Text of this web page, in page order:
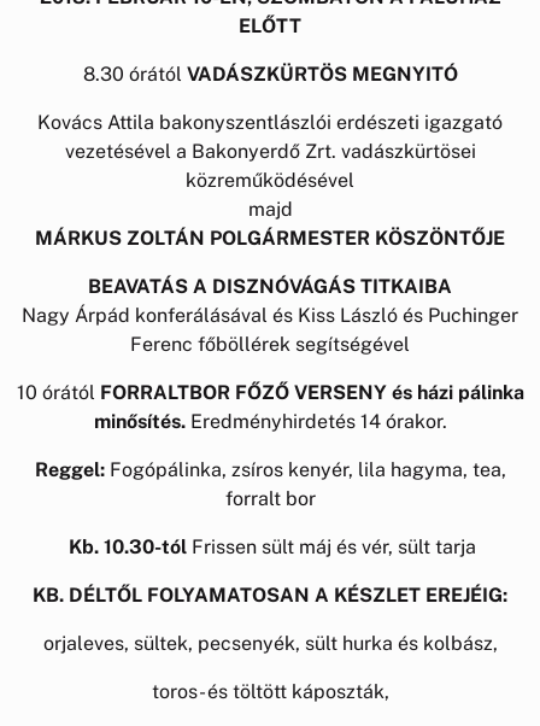
ELŐTT
8.30 órától VADÁSZKÜRTÖS MEGNYITÓ
Kovács Attila bakonyszentlászlói erdészeti igazgató
vezetésével a Bakonyerdő Zrt. vadászkürtösei
közreműködésével
majd
MÁRKUS ZOLTÁN POLGÁRMESTER KÖSZÖNTŐJE
BEAVATÁS A DISZNÓVÁGÁS TITKAIBA
Nagy Árpád konferálásával és Kiss László és Puchinger
Ferenc főböllérek segítségével
10 órától FORRALTBOR FŐZŐ VERSENY és házi pálinka
minősítés.Eredményhirdetés 14 órakor.
Reggel: Fogópálinka, zsíros kenyér, lila hagyma, tea,
forralt bor
Kb. 10.30-tól Frissen sült máj és vér, sült tarja
KB. DÉLTŐL FOLYAMATOSAN A KÉSZLET EREJÉIG:
orjaleves, sültek, pecsenyék, sült hurka és kolbász,
toros- és töltött káposzták,